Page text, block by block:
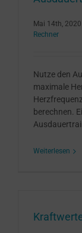
Mai 14th, 2020
Rechner
Nutze den
maximale
berechnen.
Weiterlesen